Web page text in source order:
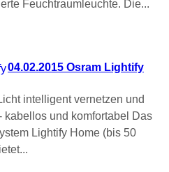
Feuchtraumleuchte. Die...
04.02.2015 Osram Lightify
intelligent vernetzen und
kabellos und komfortabel Das
Lightify Home (bis 50